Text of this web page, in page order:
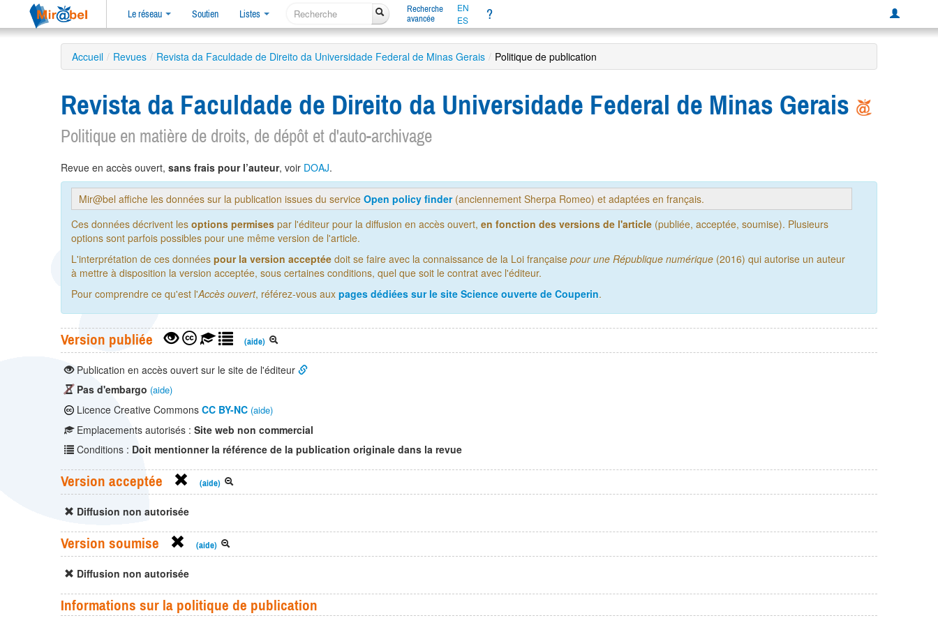
Le réseau Soutien Listes
Recherche
avancée
EN
ES
?
Accueil / Revues / Revista da Faculdade de Direito da Universidade Federal de Minas Gerais / Politique de publication
Revista da Faculdade de Direito da Universidade Federal de Minas Gerais
Politique en matière de droits, de dépôt et d'auto-archivage
Revue en accès ouvert, sans frais pour l’auteur, voir DOAJ.
Mir@bel affiche les données sur la publication issues du service Open policy finder(anciennement Sherpa Romeo) et adaptées en français.
Ces données décrivent les options permises par l'éditeur pour la diffusion en accès ouvert, en fonction des versions de l'article (publiée, acceptée, soumise). Plusieurs
options sont parfois possibles pour une même version de l'article.
L'interprétation de ces données pour la version acceptée doit se faire avec la connaissance de la Loi française pour une République numérique (2016) qui autorise un auteur
à mettre à disposition la version acceptée, sous certaines conditions, quel que soit le contrat avec l'éditeur.
Pour comprendre ce qu'est l'Accès ouvert, référez-vous aux pages dédiées sur le site Science ouverte de Couperin.
Version publiée (aide)
Publication en accès ouvert sur le site de l'éditeur
Pas d'embargo (aide)
Licence Creative Commons CC BY-NC (aide)
Emplacements autorisés : Site web non commercial
Conditions : Doit mentionner la référence de la publication originale dans la revue
Version acceptée (aide)
Diffusion non autorisée
Version soumise (aide)
Diffusion non autorisée
Informations sur la politique de publication